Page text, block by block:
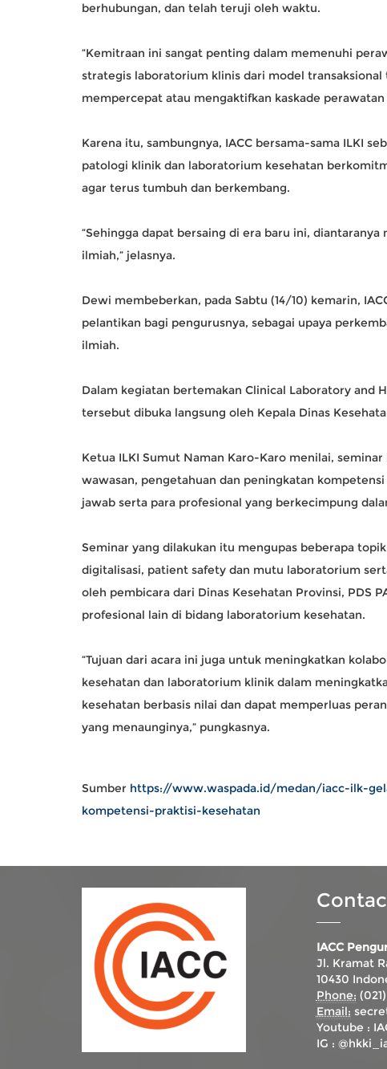
berhubungan, dan telah teruji oleh waktu.
“Kemitraan ini sangat penting dalam memenuhi
strategis laboratorium klinis dari model
mempercepat atau mengaktifkan kaskade
Karena itu, sambungnya, IACC bersama-sama ILKI
patologi klinik dan laboratorium kesehatan
agar terus tumbuh dan berkembang.
“Sehingga dapat bersaing di era baru ini,
ilmiah,” jelasnya.
Dewi membeberkan, pada Sabtu (14/10) kemarin,
pelantikan bagi pengurusnya, sebagai upaya
ilmiah.
Dalam kegiatan bertemakan Clinical Laboratory and
tersebut dibuka langsung oleh Kepala Dinas
Ketua ILKI Sumut Naman Karo-Karo menilai,
wawasan, pengetahuan dan peningkatan
jawab serta para profesional yang berkecimpung
Seminar yang dilakukan itu mengupas beberapa
digitalisasi, patient safety dan mutu laboratorium
oleh pembicara dari Dinas Kesehatan Provinsi, PDS
profesional lain di bidang laboratorium kesehatan.
“Tujuan dari acara ini juga untuk meningkatkan
kesehatan dan laboratorium klinik dalam
kesehatan berbasis nilai dan dapat memperluas
yang menaunginya,” pungkasnya.
Sumber https://www.waspada.id/medan/iacc-ilk-
kompetensi-praktisi-kesehatan
IACC
Jl. Kramat
10430
Phone:
Email:
Youtube :
IG :